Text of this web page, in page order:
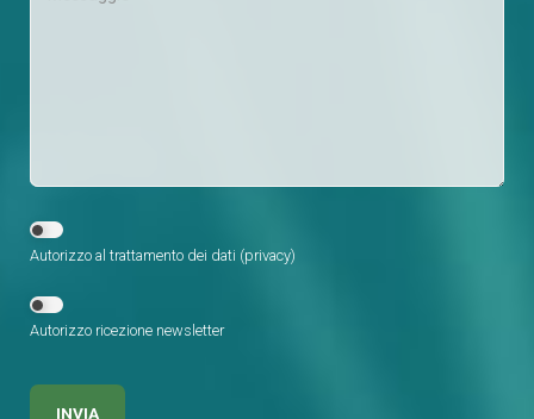
Autorizzo al trattamento dei dati (privacy)
Autorizzo ricezione newsletter